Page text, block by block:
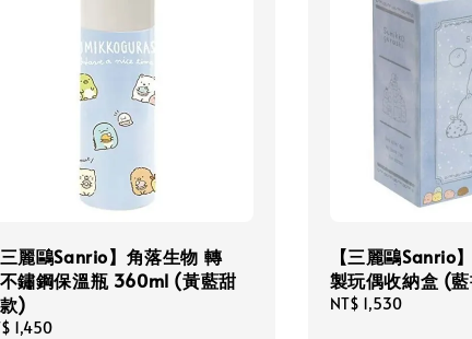
三麗鷗Sanrio】角落生物 轉
鏽鋼保溫瓶 360ml (黃藍甜
)
1,450
【三麗鷗Sanrio
製玩偶收納盒 (
Regular
NT$ 1,530